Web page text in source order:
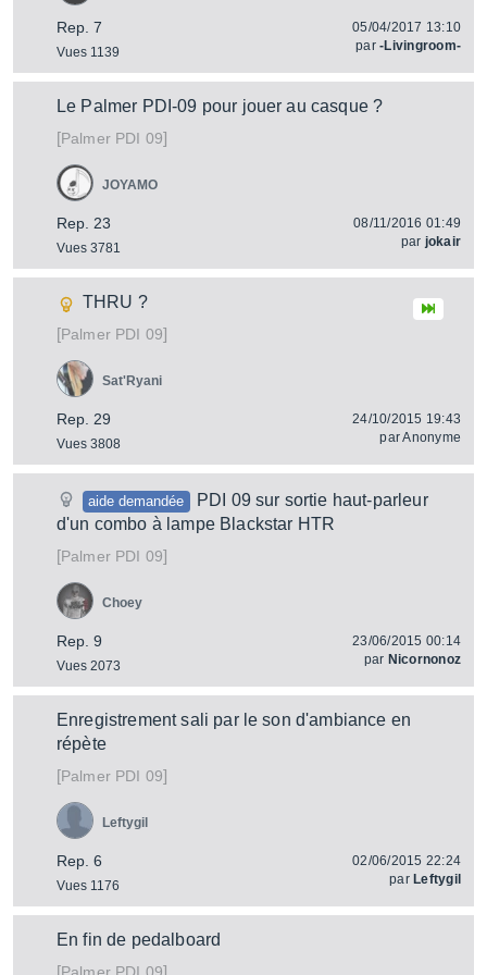
Rep. 7
Vues 1139
05/04/2017 13:10
par-Livingroom-
Le Palmer PDI-09 pour jouer au casque ?
[PalmerPDI 09]
Rep. 23
Vues 3781
JOYAMO
08/11/2016 01:49
par jokair
THRU ?
[PalmerPDI 09]
Rep. 29
Vues 3808
Sat'Ryani
24/10/2015 19:43
parAnonyme
aide demandée
PDI 09 sur sortie haut-parleur
d'un combo à lampe Blackstar HTR
[PalmerPDI 09]
Rep. 9
Vues 2073
Choey
23/06/2015 00:14
par Nicornonoz
Enregistrement sali par le son d'ambiance en
répète
[PalmerPDI 09]
Rep. 6
Vues 1176
Leftygil
02/06/2015 22:24
par Leftygil
En fin de pedalboard
[
]